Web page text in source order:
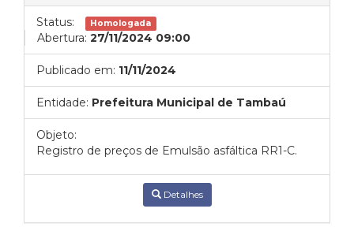
Status: Homologada
Abertura: 27/11/2024 09:00
Publicado em: 11/11/2024
Entidade: Prefeitura Municipal de Tambaú
Objeto:
Registro de preços de Emulsão asfáltica RR1-C.
Detalhes